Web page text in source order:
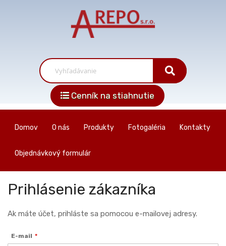
Cenník na stiahnutie
Domov O nás Produkty Fotogaléria Kontakty
Objednávkový formulár
Prihlásenie zákazníka
Ak máte účet, prihláste sa pomocou e-mailovej adresy.
E-mail